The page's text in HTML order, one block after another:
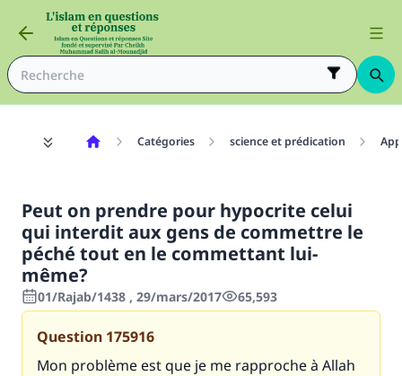
Catégories science et prédication
Peut on prendre pour hypocrite celui
qui interdit aux gens de commettre le
péché tout en le commettant lui-
même?
01/Rajab/1438 , 29/mars/2017 65,593
Question 175916
Mon problème est que je me rapproche à Allah